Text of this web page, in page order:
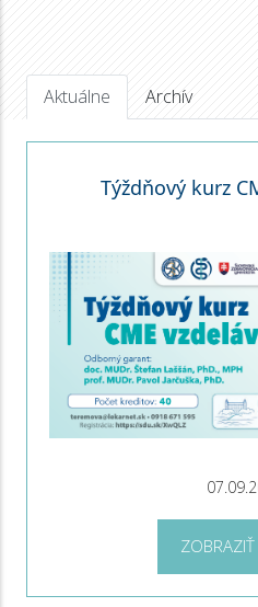
Aktuálne Archív
Týždňový kurz
ZOBRAZIŤ